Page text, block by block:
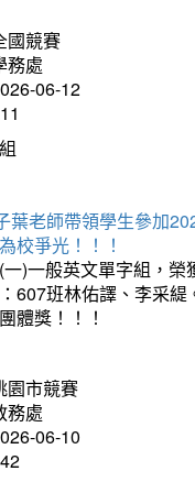
國競賽
務處
06-12
葉老師帶領學生參加
校爭光！！！
)一般英文單字組，
607班林佑譯、李采
體獎！！！
園市競賽
務處
06-10